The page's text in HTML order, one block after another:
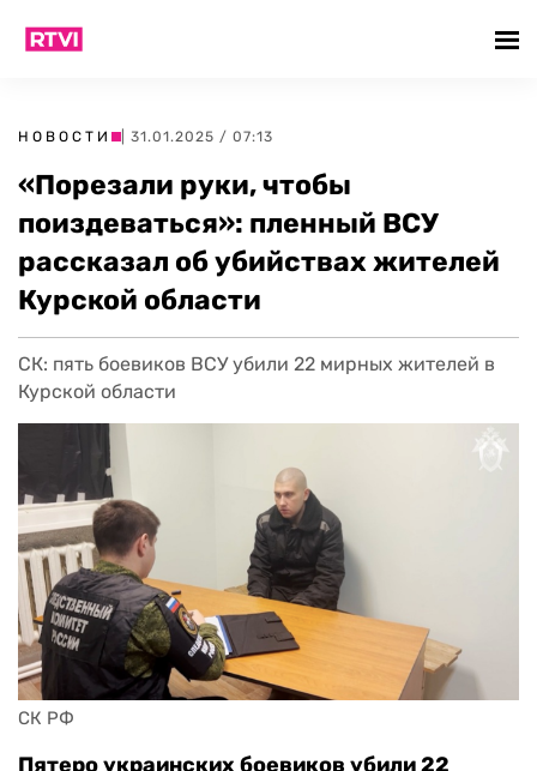
НОВОСТИ | 31.01.2025 / 07:13
«Порезали руки, чтобы
поиздеваться»: пленный ВСУ
рассказал об убийствах жителей
Курской области
СК: пять боевиков ВСУ убили 22 мирных жителей в
Курской области
СК РФ
Пятеро украинских боевиков убили 22